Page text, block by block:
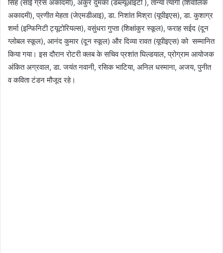
सिंह (साई ग्रेस अकादमी), अंकुर दुमका (डब्ल्यूआइटी ), तान्या त्यागी (शिवालिक
अकादमी), प्रणीत मेहता (जेएमडीआइ), डा. निशांत मिश्रा (यूपीइएस), डा. कुशाग्र
शर्मा (इन्फिनिटी ट्यूटोरियल्स), वसुंधरा गुप्ता (शिक्षांकुर स्कूल), फराह सईद (दून
ग्लोबल स्कूल), आनंद कुमार (दून स्कूल) और दिव्या रावत (यूपीइएस) को सम्मानित
किया गया। इस दौरान रोटरी क्लब के सचिव प्रशांत घिल्डयाल, प्रोग्राम आयोजक
अंकित अग्रवाल, डा. जयंत नवानी, रसिक भाटिया, अनिल धस्माना, अजय, पुनीत
व कविता टंडन मौजूद रहे।